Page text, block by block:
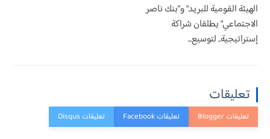
الهيئة القومية للبريد" و"بنك ناصر
الاجتماعي" يطلقان شراكة
إستراتيجية.. لتوسيع...
تعليقات